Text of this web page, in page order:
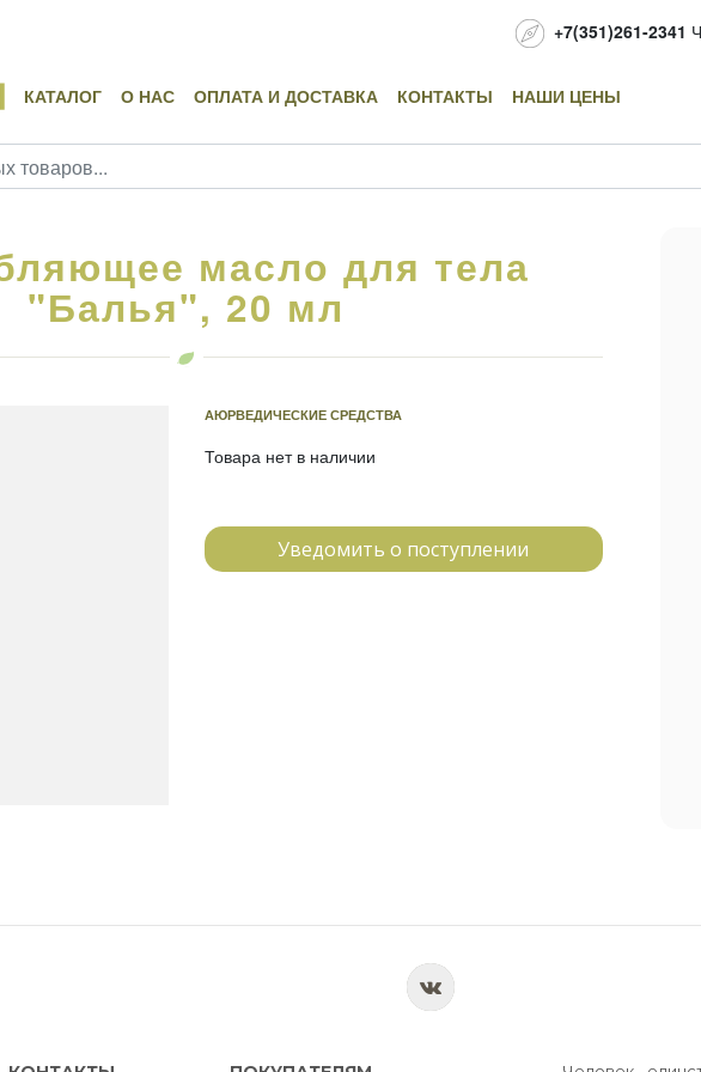
+7(351)261-2341
КАТАЛОГ О НАС ОПЛАТА И ДОСТАВКА КОНТАКТЫ НАШИ ЦЕНЫ
масло для тела
"Балья", 20 мл
АЮРВЕДИЧЕСКИЕ СРЕДСТВА
Товара нет в наличии
Уведомить о поступлении